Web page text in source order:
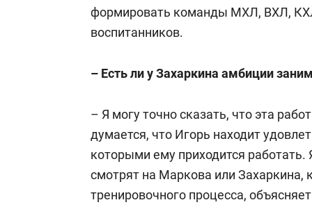
формировать команды МХЛ, ВХЛ,
воспитанников.
– Есть ли у Захаркина амбиции
– Я могу точно сказать, что эта
думается, что Игорь находит
которыми ему приходится
смотрят на Маркова или
тренировочного процесса,